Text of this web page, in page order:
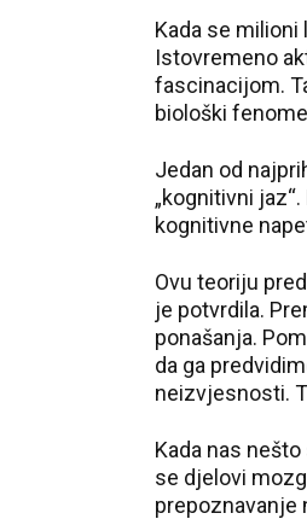
Kada se
Istovremeno
fascinacijom.
biološki
Jedan od
„kognitivni
kognitivne
Ovu teoriju
je potvrdila.
ponašanja.
da ga
neizvjesnosti.
Kada nas
se djelovi
prepoznavanje